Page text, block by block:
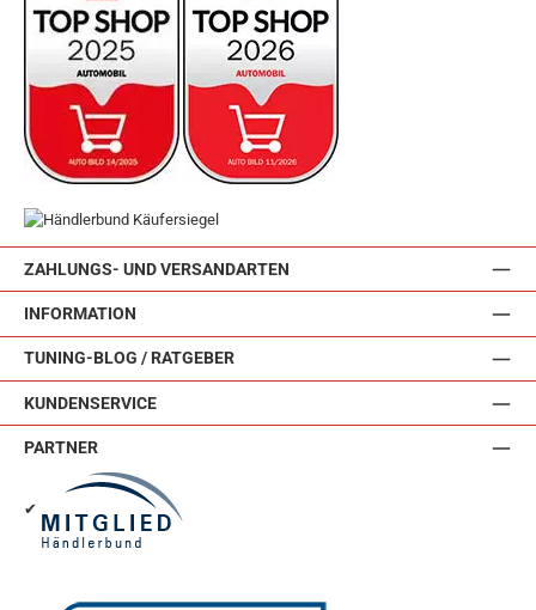
ZAHLUNGS- UND VERSANDARTEN
INFORMATION
TUNING-BLOG / RATGEBER
KUNDENSERVICE
PARTNER
✔